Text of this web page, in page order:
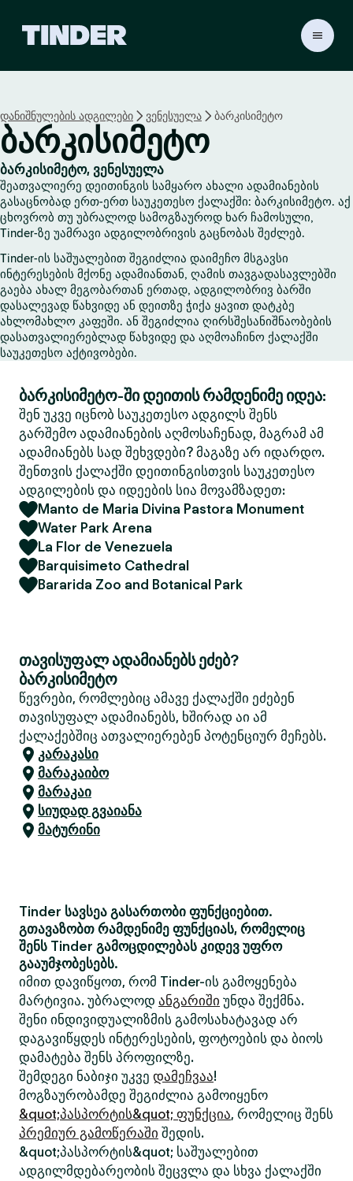
r
H
o
m
e
დანიშნულების ადგილები ვენესუელა ბარკისიმეტო
ბარკისიმეტო
ბარკისიმეტო, ვენესუელა
შეათვალიერე დეითინგის სამყარო ახალი ადამიანების
გასაცნობად ერთ-ერთ საუკეთესო ქალაქში: ბარკისიმეტო. აქ
ცხოვრობ თუ უბრალოდ სამოგზაუროდ ხარ ჩამოსული,
Tinder-ზე უამრავი ადგილობრივის გაცნობას შეძლებ.
Tinder-ის საშუალებით შეგიძლია დაიმეჩო მსგავსი
ინტერესების მქონე ადამიანთან, ღამის თავგადასავლებში
გაება ახალ მეგობართან ერთად, ადგილობრივ ბარში
დასალევად წახვიდე ან დეითზე ჭიქა ყავით დატკბე
ახლომახლო კაფეში. ან შეგიძლია ღირსშესანიშნაობების
დასათვალიერებლად წახვიდე და აღმოაჩინო ქალაქში
საუკეთესო აქტივობები.
ბარკისიმეტო-ში დეითის რამდენიმე იდეა:
შენ უკვე იცნობ საუკეთესო ადგილს შენს
გარშემო ადამიანების აღმოსაჩენად, მაგრამ ამ
ადამიანებს სად შეხვდები? მაგაზე არ იდარდო.
შენთვის ქალაქში დეითინგისთვის საუკეთესო
ადგილების და იდეების სია მოვამზადეთ:
Manto de Maria Divina Pastora Monument
Water Park Arena
La Flor de Venezuela
Barquisimeto Cathedral
Bararida Zoo and Botanical Park
თავისუფალ ადამიანებს ეძებ?
ბარკისიმეტო
წევრები, რომლებიც ამავე ქალაქში ეძებენ
თავისუფალ ადამიანებს, ხშირად აი ამ
ქალაქებშიც ათვალიერებენ პოტენციურ მეჩებს.
კარაკასი
მარაკაიბო
მარაკაი
სიუდად გვაიანა
მატურინი
Tinder სავსეა გასართობი ფუნქციებით.
გთავაზობთ რამდენიმე ფუნქციას, რომელიც
შენს Tinder გამოცდილებას კიდევ უფრო
გააუმჯობესებს.
იმით დავიწყოთ, რომ Tinder-ის გამოყენება
მარტივია. უბრალოდ ანგარიში უნდა შექმნა.
შენი ინდივიდუალიზმის გამოსახატავად არ
დაგავიწყდეს ინტერესების, ფოტოების და ბიოს
დამატება შენს პროფილზე.
შემდეგი ნაბიჯი უკვე დამეჩვაა!
მოგზაურობამდე შეგიძლია გამოიყენო
&quot;პასპორტის&quot; ფუნქცია, რომელიც შენს
პრემიურ გამოწერაში შედის.
&quot;პასპორტის&quot; საშუალებით
ადგილმდებარეობის შეცვლა და სხვა ქალაქში